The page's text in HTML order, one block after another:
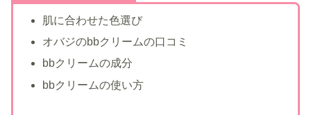
肌に合わせた色選び
オバジのbbクリームの口コミ
bbクリームの成分
bbクリームの使い方